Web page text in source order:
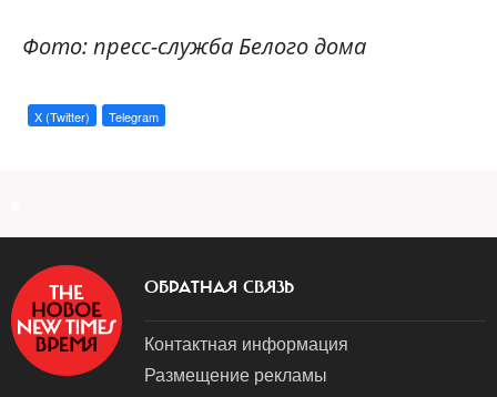
Фото: пресс-служба Белого дома
X (Twitter) Telegram
ОБРАТНАЯ СВЯЗЬ
Контактная информация
Размещение рекламы